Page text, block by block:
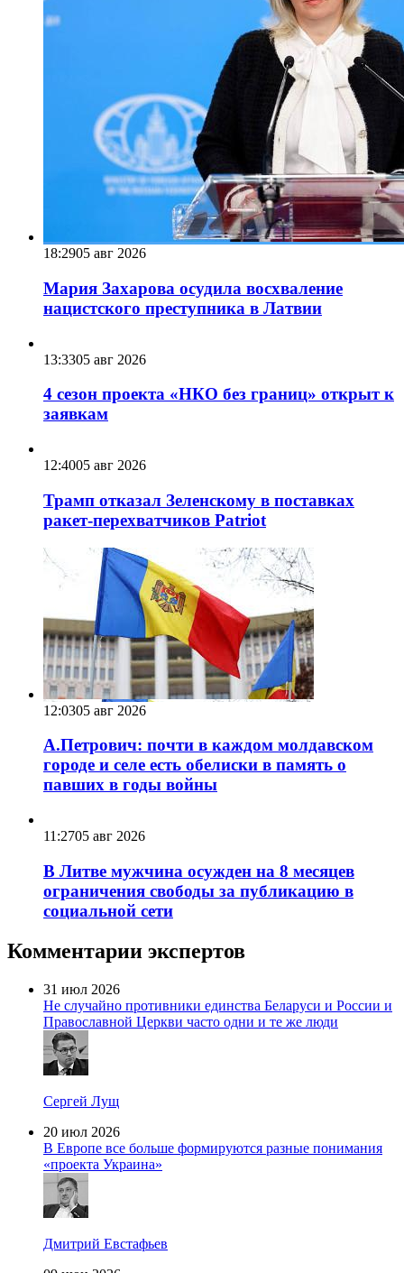
18:2905 авг 2026
Мария Захарова осудила восхваление
нацистского преступника в Латвии
13:3305 авг 2026
4 сезон проекта «НКО без границ» открыт к
заявкам
12:4005 авг 2026
Трамп отказал Зеленскому в поставках
ракет-перехватчиков Patriot
12:0305 авг 2026
А.Петрович: почти в каждом молдавском
городе и селе есть обелиски в память о
павших в годы войны
11:2705 авг 2026
В Литве мужчина осужден на 8 месяцев
ограничения свободы за публикацию в
социальной сети
Комментарии экспертов
31 июл 2026
Не случайно противники единства Беларуси и России и
Православной Церкви часто одни и те же люди
Сергей Лущ
20 июл 2026
В Европе все больше формируются разные понимания
«проекта Украина»
Дмитрий Евстафьев